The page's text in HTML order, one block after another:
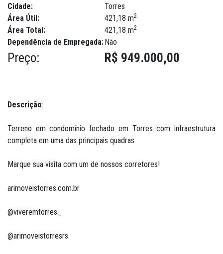
Cidade:
Área Útil:
Área Total:
Dependência de Empregada:
Preço:
Torres
421,18 m2
421,18 m2
Não
R$ 949.000,00
Descrição:
Terreno em condomínio fechado em Torres com infraestrutura
completa em uma das principais quadras.
Marque sua visita com um de nossos corretores!
arimoveistorres.com.br
@viveremtorres_
@arimoveistorresrs